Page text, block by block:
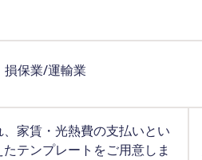
保業/運輸業
家賃・光熱費の支払いとい
テンプレートをご用意しま